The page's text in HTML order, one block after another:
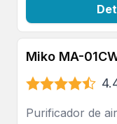
Miko MA-
Purificador de